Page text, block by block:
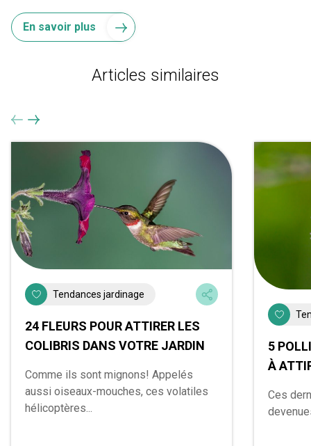
En savoir plus
Articles similaires
Tendances jardinage
24 FLEURS POUR ATTIRER LES
COLIBRIS DANS VOTRE JARDIN
Comme ils sont mignons! Appelés
aussi oiseaux-mouches, ces volatiles
hélicoptères...
5
À
Ces